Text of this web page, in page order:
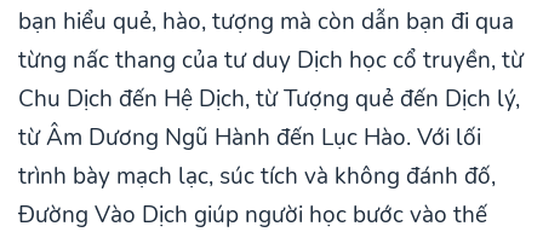
bạn hiểu quẻ, hào, tượng mà còn dẫn bạn đi qua
từng nấc thang của tư duy Dịch học cổ truyền, từ
Chu Dịch đến Hệ Dịch, từ Tượng quẻ đến Dịch lý,
từ Âm Dương Ngũ Hành đến Lục Hào. Với lối
trình bày mạch lạc, súc tích và không đánh đố,
Đường Vào Dịch giúp người học bước vào thế